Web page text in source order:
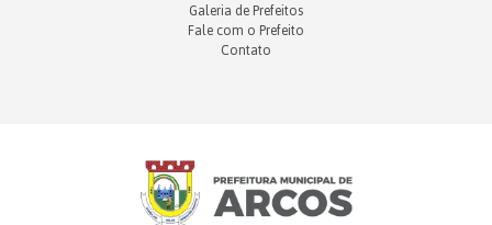
Galeria de Prefeitos
Fale com o Prefeito
Contato